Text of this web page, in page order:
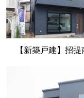
【新築戸建】招